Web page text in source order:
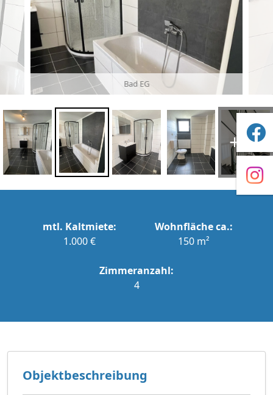
Bad EG
+25
mtl. Kaltmiete:
1.000 €
Wohnfläche ca.:
150 m²
Zimmeranzahl:
4
Objektbeschreibung